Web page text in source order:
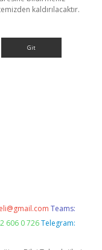
kaldırılacaktır.
Teams:
606 0 726 Telegram: